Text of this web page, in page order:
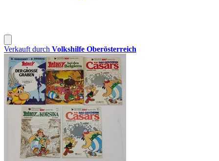
Verkauft durch Volkshilfe Oberösterreich